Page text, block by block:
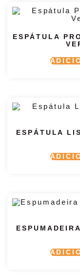
ESPÁTULA
ESPÁTULA